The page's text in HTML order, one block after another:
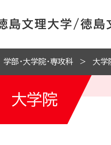
学部・大学院・専攻科 大学
大学院